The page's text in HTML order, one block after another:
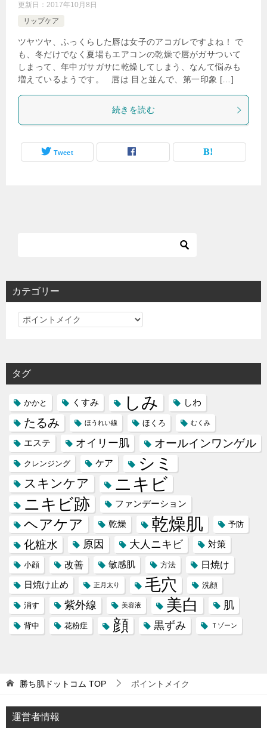
更新日： 2017年10月8日
リップケア
ツヤツヤ、ふっくらした唇は女子のアコガレですよね！ で
も、冬だけでなく夏場もエアコンの乾燥で唇がガサついて
しまって、年中ガサガサに乾燥してしまう、なんて悩みも
増えているようです。 唇は 目と並んで、第一印象 […]
続きを読む
Tweet
カテゴリー
カ
リ
ー
タグ
かかと くすみ しみ しわ
たるみ ほうれい線 ほくろ むくみ
エステ オイリー肌 オールインワンゲル
クレンジング ケア シミ
スキンケア ニキビ
ニキビ跡 ファンデーション
ヘアケア 乾燥 乾燥肌 予防
化粧水 原因 大人ニキビ 対策
小顔 改善 敏感肌 方法 日焼け
日焼け止め 正月太り 毛穴 洗顔
消す 紫外線 美容液 美白 肌
背中 花粉症 顔 黒ずみ Ｔゾーン
勝ち肌ドットコム TOP ポイントメイク
運営者情報